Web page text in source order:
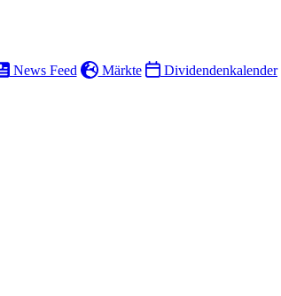
News Feed Märkte Dividendenkalender